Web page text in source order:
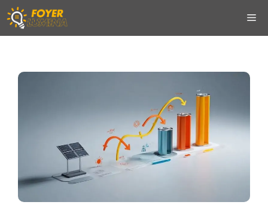
Aller
au
contenu